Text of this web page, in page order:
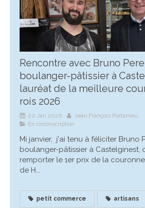
Rencontre avec Bruno
boulanger-pâtissier à
lauréat de la meilleure
rois 2026
20 Jan 2026
Jean François Portarrieu
En circonscription
Mi janvier, j'ai tenu à féliciter Bruno
boulanger-pâtissier à Castelginest,
remporter le 1er prix de la
de H...
petit commerce artisans